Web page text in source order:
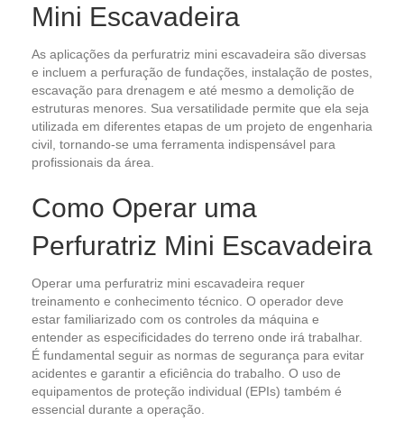
Mini Escavadeira
As aplicações da perfuratriz mini escavadeira são diversas
e incluem a perfuração de fundações, instalação de postes,
escavação para drenagem e até mesmo a demolição de
estruturas menores. Sua versatilidade permite que ela seja
utilizada em diferentes etapas de um projeto de engenharia
civil, tornando-se uma ferramenta indispensável para
profissionais da área.
Como Operar uma
Perfuratriz Mini Escavadeira
Operar uma perfuratriz mini escavadeira requer
treinamento e conhecimento técnico. O operador deve
estar familiarizado com os controles da máquina e
entender as especificidades do terreno onde irá trabalhar.
É fundamental seguir as normas de segurança para evitar
acidentes e garantir a eficiência do trabalho. O uso de
equipamentos de proteção individual (EPIs) também é
essencial durante a operação.